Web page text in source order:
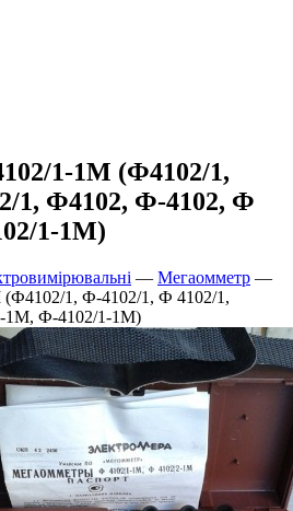
1-1М (Ф4102/1,
1, Ф4102, Ф-4102, Ф
1-1М)
— Мегаомметр —
1, Ф-4102/1, Ф 4102/1,
1М, Ф-4102/1-1М)